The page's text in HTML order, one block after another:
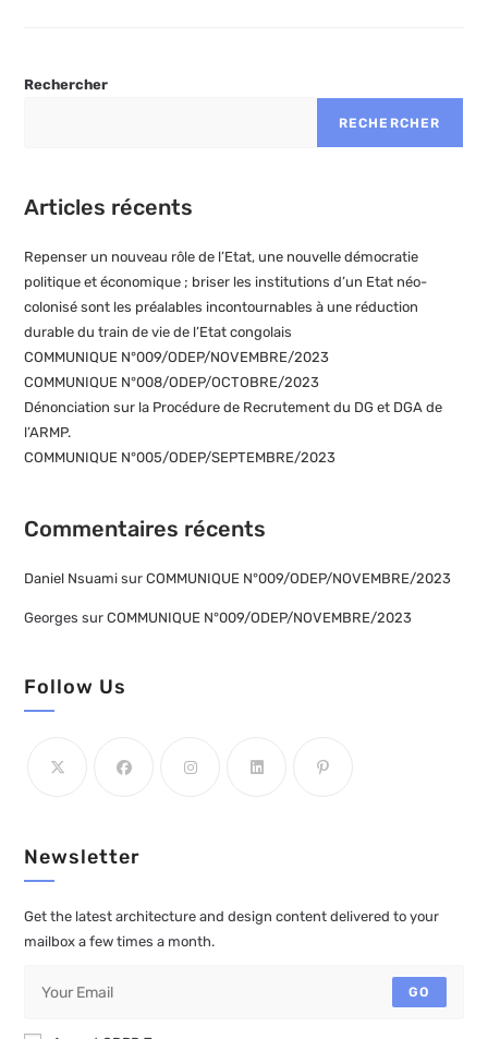
Rechercher
RECHERCHER
Articles récents
Repenser un nouveau rôle de l’Etat, une nouvelle démocratie
politique et économique ; briser les institutions d’un Etat néo-
colonisé sont les préalables incontournables à une réduction
durable du train de vie de l’Etat congolais
COMMUNIQUE N°009/ODEP/NOVEMBRE/2023
COMMUNIQUE N°008/ODEP/OCTOBRE/2023
Dénonciation sur la Procédure de Recrutement du DG et DGA de
l’ARMP.
COMMUNIQUE N°005/ODEP/SEPTEMBRE/2023
Commentaires récents
Daniel Nsuami surCOMMUNIQUE N°009/ODEP/NOVEMBRE/2023
Georges surCOMMUNIQUE N°009/ODEP/NOVEMBRE/2023
Follow Us
Newsletter
Get the latest architecture and design content delivered to your
mailbox a few times a month.
GO